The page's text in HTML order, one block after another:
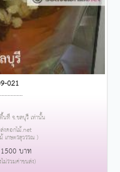
021
นที่ จ.ชลบุรี เท่านั้น
งดอกไม้.net
เกษตรสุวรรณ )
บาท
ม่รวมค่าขนส่ง)